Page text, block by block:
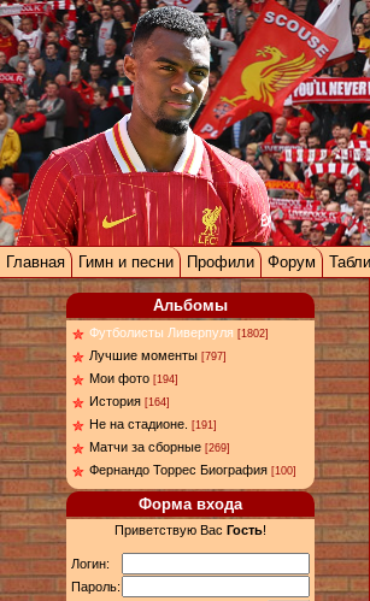
Главная Гимн и песни Профили Форум
Альбомы
Футболисты Ливерпуля [1802]
Лучшие моменты [797]
Мои фото [194]
История [164]
Не на стадионе. [191]
Матчи за сборные [269]
Фернандо Торрес Биография [100]
Форма входа
Приветствую Вас Гость!
Логин:
Пароль: